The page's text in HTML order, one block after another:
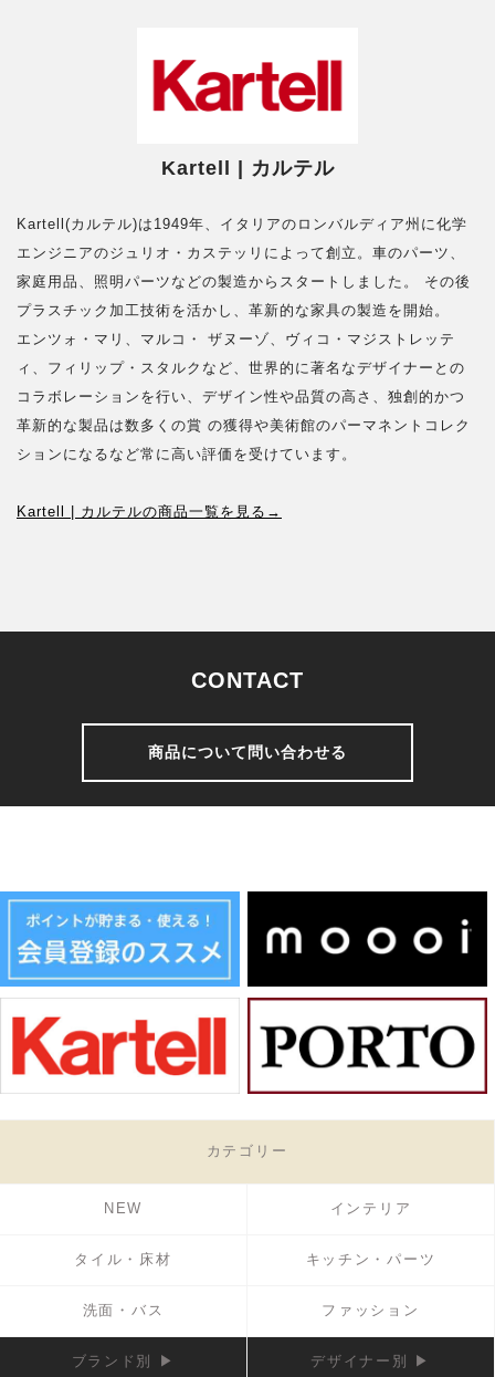
Kartell | カルテル
Kartell(カルテル)は1949年、イタリアのロンバルディア州に化学
エンジニアのジュリオ・カステッリによって創立。車のパーツ、
家庭用品、照明パーツなどの製造からスタートしました。 その後
プラスチック加工技術を活かし、革新的な家具の製造を開始。
エンツォ・マリ、マルコ・ ザヌーゾ、ヴィコ・マジストレッテ
ィ、フィリップ・スタルクなど、世界的に著名なデザイナーとの
コラボレーションを行い、デザイン性や品質の高さ、独創的かつ
革新的な製品は数多くの賞 の獲得や美術館のパーマネントコレク
ションになるなど常に高い評価を受けています。
Kartell | カルテルの商品一覧を見る→
CONTACT
商品について問い合わせる
カテゴリー
NEW インテリア
タイル・床材 キッチン・パーツ
洗面・バス ファッション
ブランド別 ▶ デザイナー別 ▶